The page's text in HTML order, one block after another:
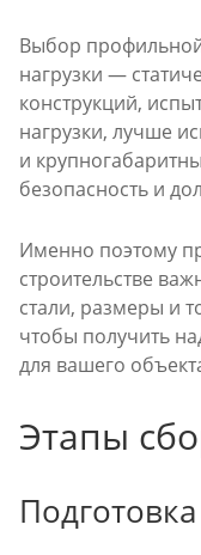
Выбор профильной
нагрузки —
конструкций,
нагрузки, лучше
и
безопасность и
Именно поэтому
строительстве
стали, размеры и
чтобы получить
для вашего
Этапы